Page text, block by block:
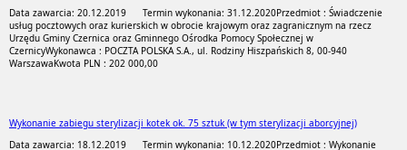
Data zawarcia: 20.12.2019 Termin wykonania: 31.12.2020Przedmiot : Świadczenie
usług pocztowych oraz kurierskich w obrocie krajowym oraz zagranicznym na rzecz
Urzędu Gminy Czernica oraz Gminnego Ośrodka Pomocy Społecznej w
CzernicyWykonawca : POCZTA POLSKA S.A., ul. Rodziny Hiszpańskich 8, 00-940
WarszawaKwota PLN : 202 000,00
Wykonanie zabiegu sterylizacji kotek ok. 75 sztuk (w tym sterylizacji aborcyjnej)
Data zawarcia: 18.12.2019 Termin wykonania: 10.12.2020Przedmiot : Wykonanie